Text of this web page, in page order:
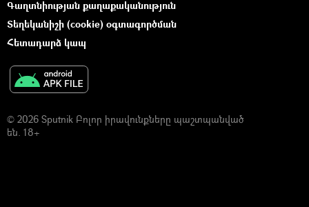
Գաղտնիության քաղաքականություն
Տեղեկանիշի (cookie) օգտագործման
Հետադարձ կապ
© 2026 Sputnik Բոլոր իրավունքները պաշտպանված
են. 18+